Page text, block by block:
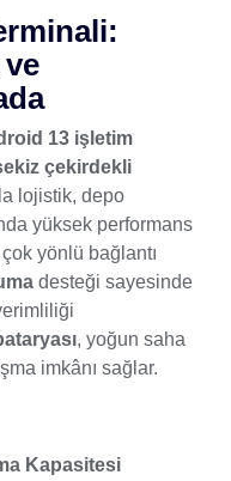
13 işletim
çekirdekli
lojistik, depo
yüksek performans
çok yönlü bağlantı
desteği sayesinde
, yoğun saha
imkânı sağlar.
Kapasitesi